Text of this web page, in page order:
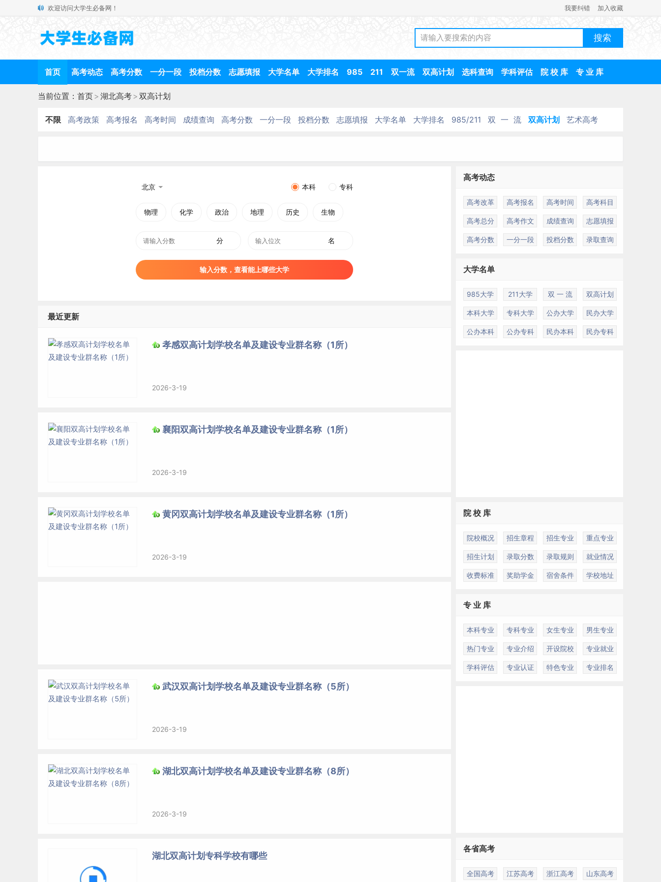
欢迎访问大学生必备网！ 我要纠错 加入收藏
首页 高考动态 高考分数 一分一段 投档分数 志愿填报 大学名单 大学排名 985 211 双一流 双高计划 选科查询 学科评估 院 校 库 专 业 库
当前位置： 首页> 湖北高考> 双高计划
不限 高考政策 高考报名 高考时间 成绩查询 高考分数 一分一段 投档分数 志愿填报 大学名单 大学排名 985/211 双 一 流 双高计划 艺术高考
北京 本科 专科
物理 化学 政治 地理 历史 生物
分 名
输入分数，查看能上哪些大学
最近更新
孝感双高计划学校名单及建设专业群名称（1所）
2026-3-19
襄阳双高计划学校名单及建设专业群名称（1所）
2026-3-19
黄冈双高计划学校名单及建设专业群名称（1所）
2026-3-19
武汉双高计划学校名单及建设专业群名称（5所）
2026-3-19
湖北双高计划学校名单及建设专业群名称（8所）
2026-3-19
湖北双高计划专科学校有哪些
高考动态
高考改革 高考报名 高考时间 高考科目
高考总分 高考作文 成绩查询 志愿填报
高考分数 一分一段 投档分数 录取查询
大学名单
985大学 211大学 双 一 流 双高计划
本科大学 专科大学 公办大学 民办大学
公办本科 公办专科 民办本科 民办专科
院 校 库
院校概况 招生章程 招生专业 重点专业
招生计划 录取分数 录取规则 就业情况
收费标准 奖助学金 宿舍条件 学校地址
专 业 库
本科专业 专科专业 女生专业 男生专业
热门专业 专业介绍 开设院校 专业就业
学科评估 专业认证 特色专业 专业排名
各省高考
全国高考 江苏高考 浙江高考 山东高考